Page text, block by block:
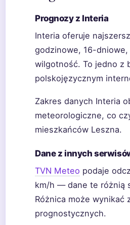
Prognozy z Interia
Interia oferuje
godzinowe, 16-dniowe,
wilgotność. To jedno z
polskojęzycznym
Zakres danych Interia
meteorologiczne, co
mieszkańców Leszna.
Dane z innych
TVN Meteo podaje
km/h — dane te różnią
Różnica może wynikać
prognostycznych.